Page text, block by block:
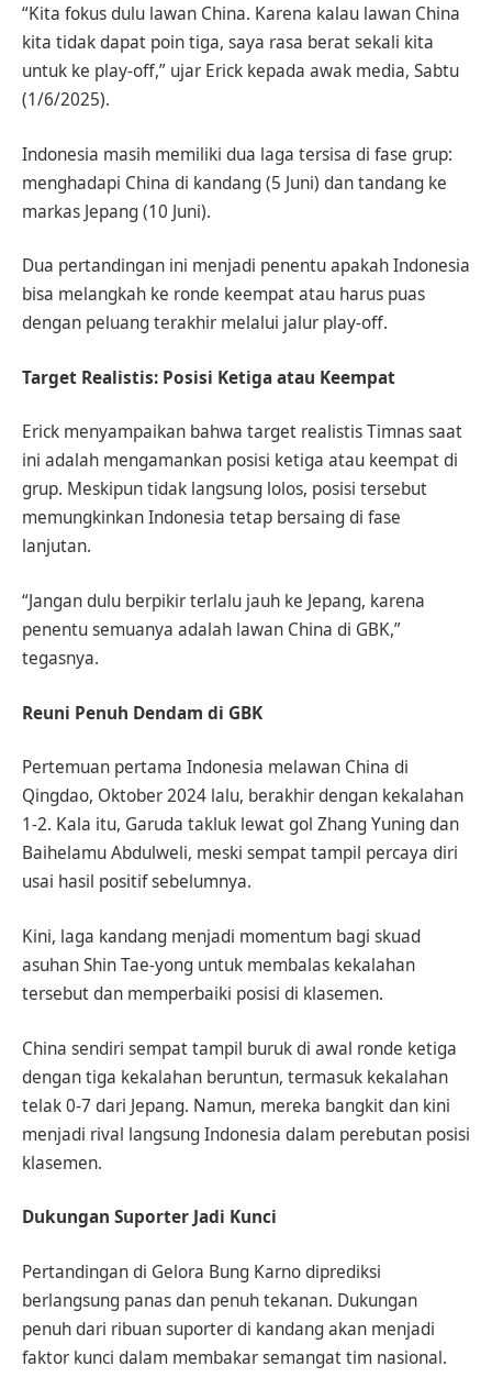
“Kita fokus dulu lawan China. Karena kalau lawan China
kita tidak dapat poin tiga, saya rasa berat sekali kita
untuk ke play-off,” ujar Erick kepada awak media, Sabtu
(1/6/2025).
Indonesia masih memiliki dua laga tersisa di fase grup:
menghadapi China di kandang (5 Juni) dan tandang ke
markas Jepang (10 Juni).
Dua pertandingan ini menjadi penentu apakah Indonesia
bisa melangkah ke ronde keempat atau harus puas
dengan peluang terakhir melalui jalur play-off.
Target Realistis: Posisi Ketiga atau Keempat
Erick menyampaikan bahwa target realistis Timnas saat
ini adalah mengamankan posisi ketiga atau keempat di
grup. Meskipun tidak langsung lolos, posisi tersebut
memungkinkan Indonesia tetap bersaing di fase
lanjutan.
“Jangan dulu berpikir terlalu jauh ke Jepang, karena
penentu semuanya adalah lawan China di GBK,”
tegasnya.
Reuni Penuh Dendam di GBK
Pertemuan pertama Indonesia melawan China di
Qingdao, Oktober 2024 lalu, berakhir dengan kekalahan
1-2. Kala itu, Garuda takluk lewat gol Zhang Yuning dan
Baihelamu Abdulweli, meski sempat tampil percaya diri
usai hasil positif sebelumnya.
Kini, laga kandang menjadi momentum bagi skuad
asuhan Shin Tae-yong untuk membalas kekalahan
tersebut dan memperbaiki posisi di klasemen.
China sendiri sempat tampil buruk di awal ronde ketiga
dengan tiga kekalahan beruntun, termasuk kekalahan
telak 0-7 dari Jepang. Namun, mereka bangkit dan kini
menjadi rival langsung Indonesia dalam perebutan posisi
klasemen.
Dukungan Suporter Jadi Kunci
Pertandingan di Gelora Bung Karno diprediksi
berlangsung panas dan penuh tekanan. Dukungan
penuh dari ribuan suporter di kandang akan menjadi
faktor kunci dalam membakar semangat tim nasional.